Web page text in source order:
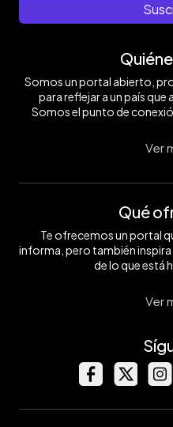
Somos un portal abierto,
para reflejar a un país que
Somos el punto de
Ver
Qué
Te ofrecemos un portal
informa, pero también
de lo que está
Ver